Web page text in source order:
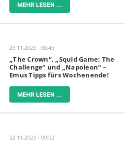
MEHR LESEN ...
23.11.2023 - 08:45
„The Crown“, „Squid Game: The
Challenge“ und „Napoleon“ –
Emus Tipps fürs Wochenende!
MEHR LESEN ...
22.11.2023 - 09:02